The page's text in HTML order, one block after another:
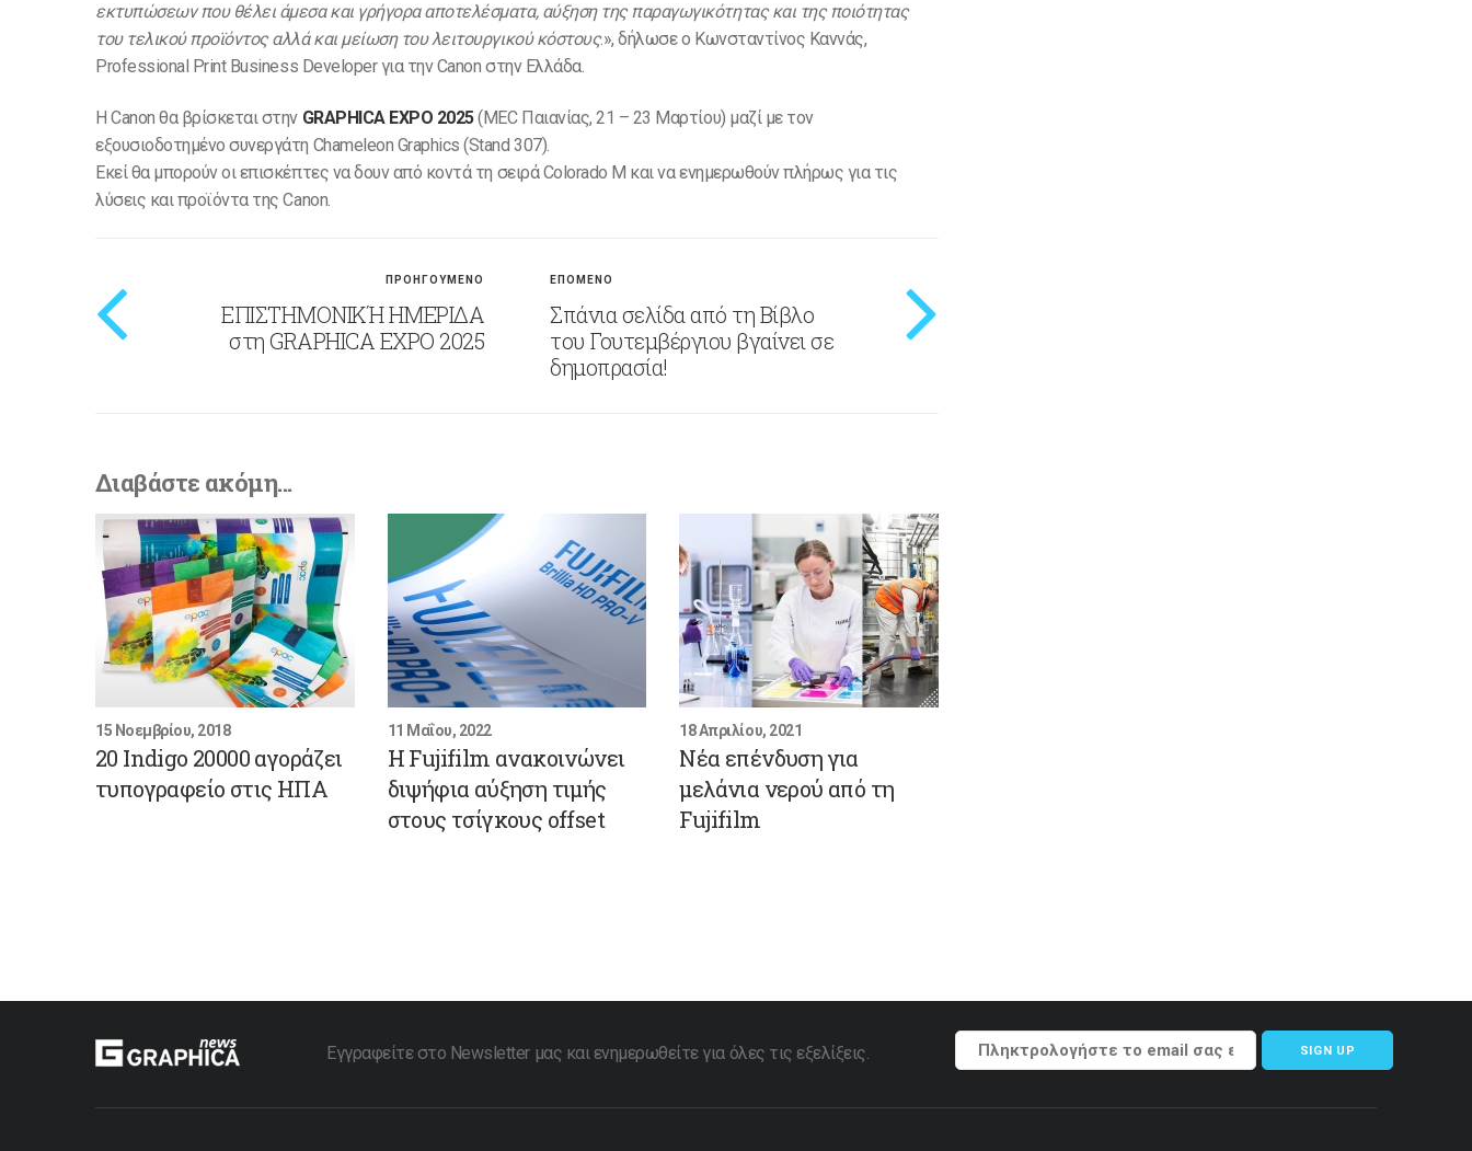
εκτυπώσεων που θέλει άμεσα και γρήγορα αποτελέσματα, αύξηση της παραγωγικότητας και της ποιότητας
του τελικού προϊόντος αλλά και μείωση του λειτουργικού κόστους.», δήλωσε o Κωνσταντίνος Καννάς,
Professional Print Business Developer για την Canon στην Ελλάδα.
Η Canon θα βρίσκεται στην GRAPHICA EXPO 2025(MEC Παιανίας, 21 – 23 Μαρτίου) μαζί με τον
εξουσιοδοτημένο συνεργάτη Chameleon Graphics (Stand 307).
Εκεί θα μπορούν οι επισκέπτες να δουν από κοντά τη σειρά Colorado M και να ενημερωθούν πλήρως για τις
λύσεις και προϊόντα της Canon.
ΠΡΟΗΓΟΥΜΕΝΟ
ΕΠΙΣΤΗΜΟΝΙΚΉ ΗΜΕΡIΔΑ
στη GRAPHICA EXPO 2025
ΕΠΟΜΕΝΟ
Σπάνια σελίδα από τη Βίβλο
του Γουτεμβέργιου βγαίνει σε
δημοπρασία!
Διαβάστε ακόμη...
15 Νοεμβρίου, 2018
20 Indigo 20000 αγοράζει
τυπογραφείο στις ΗΠΑ
11 Μαΐου, 2022
Η Fujifilm ανακοινώνει
διψήφια αύξηση τιμής
στους τσίγκους offset
18 Απριλίου, 2021
Νέα επένδυση για
μελάνια νερού από τη
Fujifilm
Εγγραφείτε στο Newsletter μας και ενημερωθείτε για όλες τις εξελίξεις. SIGN UP